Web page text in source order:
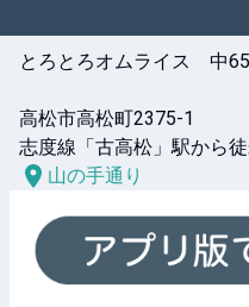
とろとろオムライス　中
高松市高松町2375-1
志度線「古高松」駅から
山の手通り